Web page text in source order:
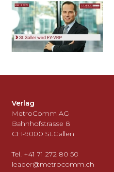
auslassen
und
zurück
zum
gehen?
Verlag
MetroComm AG
Bahnhofstrasse 8
CH-9000 St.Gallen
Tel. +41 71 272 80 50
leader@metrocomm.ch